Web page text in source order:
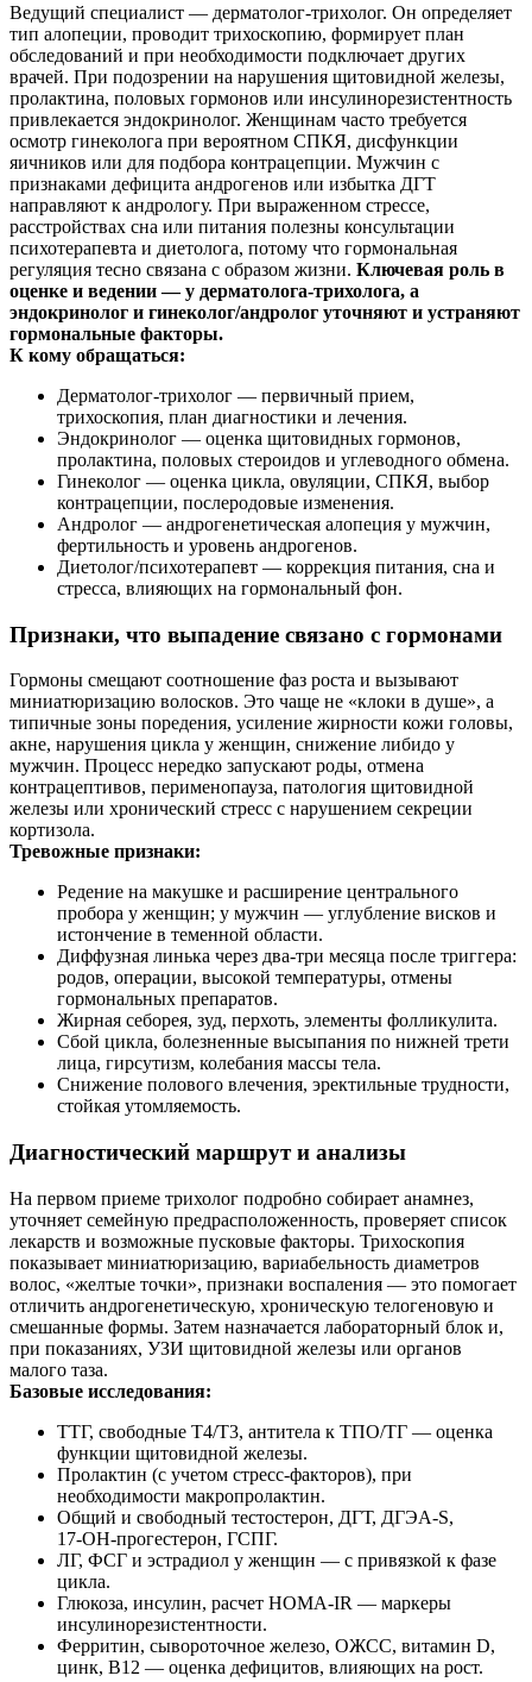
Ведущий специалист — дерматолог‑трихолог. Он определяет
тип алопеции, проводит трихоскопию, формирует план
обследований и при необходимости подключает других
врачей. При подозрении на нарушения щитовидной железы,
пролактина, половых гормонов или инсулинорезистентность
привлекается эндокринолог. Женщинам часто требуется
осмотр гинеколога при вероятном СПКЯ, дисфункции
яичников или для подбора контрацепции. Мужчин с
признаками дефицита андрогенов или избытка ДГТ
направляют к андрологу. При выраженном стрессе,
расстройствах сна или питания полезны консультации
психотерапевта и диетолога, потому что гормональная
регуляция тесно связана с образом жизни. Ключевая роль в
оценке и ведении — у дерматолога‑трихолога, а
эндокринолог и гинеколог/андролог уточняют и устраняют
гормональные факторы.
К кому обращаться:
Дерматолог‑трихолог — первичный прием,
трихоскопия, план диагностики и лечения.
Эндокринолог — оценка щитовидных гормонов,
пролактина, половых стероидов и углеводного обмена.
Гинеколог — оценка цикла, овуляции, СПКЯ, выбор
контрацепции, послеродовые изменения.
Андролог — андрогенетическая алопеция у мужчин,
фертильность и уровень андрогенов.
Диетолог/психотерапевт — коррекция питания, сна и
стресса, влияющих на гормональный фон.
Признаки, что выпадение связано с гормонами
Гормоны смещают соотношение фаз роста и вызывают
миниатюризацию волосков. Это чаще не «клоки в душе», а
типичные зоны поредения, усиление жирности кожи головы,
акне, нарушения цикла у женщин, снижение либидо у
мужчин. Процесс нередко запускают роды, отмена
контрацептивов, перименопауза, патология щитовидной
железы или хронический стресс с нарушением секреции
кортизола.
Тревожные признаки:
Редение на макушке и расширение центрального
пробора у женщин; у мужчин — углубление висков и
истончение в теменной области.
Диффузная линька через два‑три месяца после триггера:
родов, операции, высокой температуры, отмены
гормональных препаратов.
Жирная себорея, зуд, перхоть, элементы фолликулита.
Сбой цикла, болезненные высыпания по нижней трети
лица, гирсутизм, колебания массы тела.
Снижение полового влечения, эректильные трудности,
стойкая утомляемость.
Диагностический маршрут и анализы
На первом приеме трихолог подробно собирает анамнез,
уточняет семейную предрасположенность, проверяет список
лекарств и возможные пусковые факторы. Трихоскопия
показывает миниатюризацию, вариабельность диаметров
волос, «желтые точки», признаки воспаления — это помогает
отличить андрогенетическую, хроническую телогеновую и
смешанные формы. Затем назначается лабораторный блок и,
при показаниях, УЗИ щитовидной железы или органов
малого таза.
Базовые исследования:
ТТГ, свободные Т4/Т3, антитела к ТПО/ТГ — оценка
функции щитовидной железы.
Пролактин (с учетом стресс‑факторов), при
необходимости макропролактин.
Общий и свободный тестостерон, ДГТ, ДГЭА‑S,
17‑ОН‑прогестерон, ГСПГ.
ЛГ, ФСГ и эстрадиол у женщин — с привязкой к фазе
цикла.
Глюкоза, инсулин, расчет HOMA‑IR — маркеры
инсулинорезистентности.
Ферритин, сывороточное железо, ОЖСС, витамин D,
цинк, В12 — оценка дефицитов, влияющих на рост.